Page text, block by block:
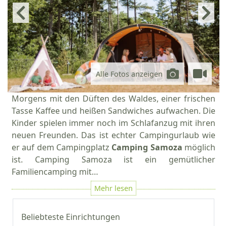
Beliebteste Einrichtungen
Alle Fotos anzeigen
Morgens mit den Düften des Waldes, einer frischen
Tasse Kaffee und heißen Sandwiches aufwachen. Die
Kinder spielen immer noch im Schlafanzug mit ihren
neuen Freunden. Das ist echter Campingurlaub wie
er auf dem Campingplatz Camping Samoza möglich
ist. Camping Samoza ist ein gemütlicher
Familiencamping mit…